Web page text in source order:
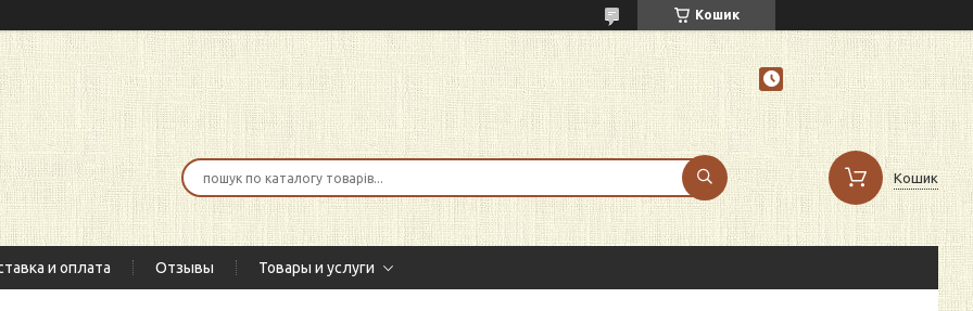
Кошик
Кошик
и оплата Отзывы Товары и услуги